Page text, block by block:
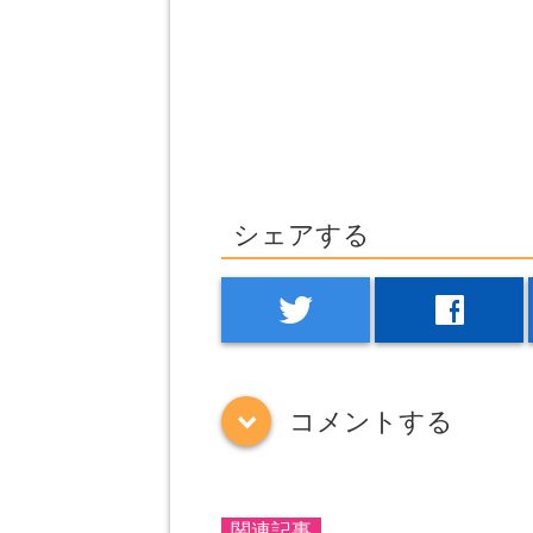
シェアする
twitter facebook
down コメントする